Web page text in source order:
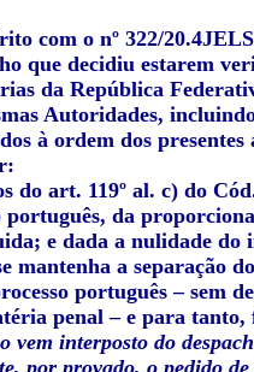
com o nº 322/
que decidiu estarem
da República
Autoridades,
à ordem dos
do art. 119º al. c) do
português, da
e dada a nulidade do
mantenha a separação
português – sem
penal – e para tanto,
vem interposto do
por provado, o pedido